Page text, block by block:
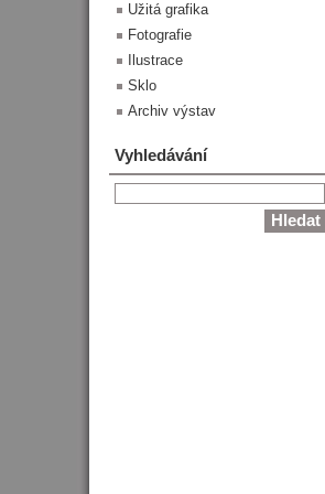
Užitá grafika
Fotografie
Ilustrace
Sklo
Archiv výstav
Vyhledávání